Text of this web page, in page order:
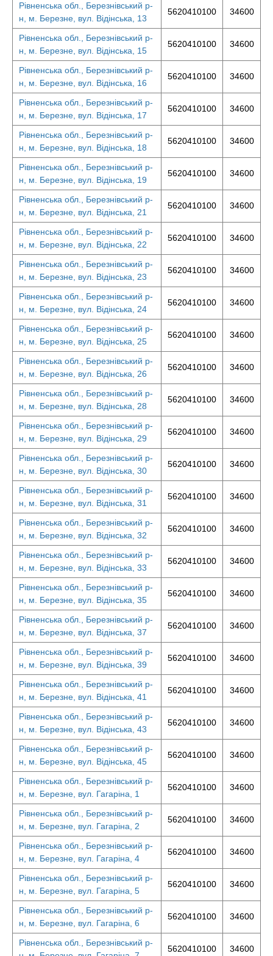
Рівненська обл., Березнівський р-
н, м. Березне, вул. Відінська, 13
5620410100 34600
Рівненська обл., Березнівський р-
н, м. Березне, вул. Відінська, 15
5620410100 34600
Рівненська обл., Березнівський р-
н, м. Березне, вул. Відінська, 16
5620410100 34600
Рівненська обл., Березнівський р-
н, м. Березне, вул. Відінська, 17
5620410100 34600
Рівненська обл., Березнівський р-
н, м. Березне, вул. Відінська, 18
5620410100 34600
Рівненська обл., Березнівський р-
н, м. Березне, вул. Відінська, 19
5620410100 34600
Рівненська обл., Березнівський р-
н, м. Березне, вул. Відінська, 21
5620410100 34600
Рівненська обл., Березнівський р-
н, м. Березне, вул. Відінська, 22
5620410100 34600
Рівненська обл., Березнівський р-
н, м. Березне, вул. Відінська, 23
5620410100 34600
Рівненська обл., Березнівський р-
н, м. Березне, вул. Відінська, 24
5620410100 34600
Рівненська обл., Березнівський р-
н, м. Березне, вул. Відінська, 25
5620410100 34600
Рівненська обл., Березнівський р-
н, м. Березне, вул. Відінська, 26
5620410100 34600
Рівненська обл., Березнівський р-
н, м. Березне, вул. Відінська, 28
5620410100 34600
Рівненська обл., Березнівський р-
н, м. Березне, вул. Відінська, 29
5620410100 34600
Рівненська обл., Березнівський р-
н, м. Березне, вул. Відінська, 30
5620410100 34600
Рівненська обл., Березнівський р-
н, м. Березне, вул. Відінська, 31
5620410100 34600
Рівненська обл., Березнівський р-
н, м. Березне, вул. Відінська, 32
5620410100 34600
Рівненська обл., Березнівський р-
н, м. Березне, вул. Відінська, 33
5620410100 34600
Рівненська обл., Березнівський р-
н, м. Березне, вул. Відінська, 35
5620410100 34600
Рівненська обл., Березнівський р-
н, м. Березне, вул. Відінська, 37
5620410100 34600
Рівненська обл., Березнівський р-
н, м. Березне, вул. Відінська, 39
5620410100 34600
Рівненська обл., Березнівський р-
н, м. Березне, вул. Відінська, 41
5620410100 34600
Рівненська обл., Березнівський р-
н, м. Березне, вул. Відінська, 43
5620410100 34600
Рівненська обл., Березнівський р-
н, м. Березне, вул. Відінська, 45
5620410100 34600
Рівненська обл., Березнівський р-
н, м. Березне, вул. Гагаріна, 1
5620410100 34600
Рівненська обл., Березнівський р-
н, м. Березне, вул. Гагаріна, 2
5620410100 34600
Рівненська обл., Березнівський р-
н, м. Березне, вул. Гагаріна, 4
5620410100 34600
Рівненська обл., Березнівський р-
н, м. Березне, вул. Гагаріна, 5
5620410100 34600
Рівненська обл., Березнівський р-
н, м. Березне, вул. Гагаріна, 6
5620410100 34600
Рівненська обл., Березнівський р-
5620410100 34600